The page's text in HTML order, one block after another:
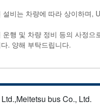
설비는 차량에 따라 상이하며,
운행 및 차량 정비 등의 사정
. 양해 부탁드립니다.
bus Co., Ltd.